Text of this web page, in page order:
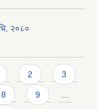
२०८०
2 3
8 9